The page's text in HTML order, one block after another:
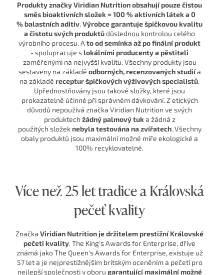
Produkty značky Viridian Nutrition obsahují pouze čistou
směs bioaktivních složek = 100 % aktivních látek a 0
% balastních aditiv.Výrobce garantuje špičkovou kvalitu
a čistotu svých produktůdůslednou kontrolou celého
výrobního procesu. Ato od semínka až po finální produkt
- spolupracuje slokálními producenty a pěstiteli
zaměřenými na nejvyšší kvalitu. Všechny produkty jsou
sestaveny na základě odborných, recenzovaných studiía
na základě receptur špičkových výživových specialistů.
Upřednostňovány jsou takové složky, které jsou
prokazatelně účinné při správném dávkování. Z etických
důvodů nepoužívá značka Viridian Nutrition ve svých
produktech žádný palmový tuka žádná z
použitých složeknebyla testována na zvířatech. Všechny
obaly produktů jsou maximální možné míře ekologické a
100% recyklovatelné.
Více než 25 let tradice a Královská
pečeť kvality
Značka Viridian Nutrition je držitelem prestižní Královské
pečeti kvality. The King's Awards for Enterprise, dříve
známá jako The Queen's Awards for Enterprise, existuje už
57 let a je nejprestižnějším britským oceněním a pečetí pro
nejlepší společnosti v oboru garantující maximální možné